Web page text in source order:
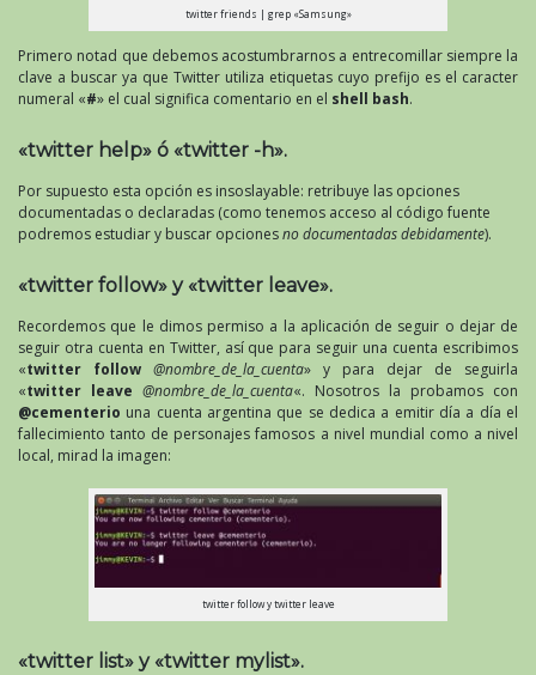
twitter friends | grep «Samsung»
Primero notad que debemos acostumbrarnos a entrecomillar siempre la
clave a buscar ya que Twitter utiliza etiquetas cuyo prefijo es el caracter
numeral «#» el cual significa comentario en el shell bash.
«twitter help» ó «twitter -h».
Por supuesto esta opción es insoslayable: retribuye las opciones
documentadas o declaradas (como tenemos acceso al código fuente
podremos estudiar y buscar opcionesno documentadas debidamente).
«twitter follow» y «twitter leave».
Recordemos que le dimos permiso a la aplicación de seguir o dejar de
seguir otra cuenta en Twitter, así que para seguir una cuenta escribimos
«twitter follow @nombre_de_la_cuenta» y para dejar de seguirla
«twitter leave @nombre_de_la_cuenta«. Nosotros la probamos con
@cementerio una cuenta argentina que se dedica a emitir día a día el
fallecimiento tanto de personajes famosos a nivel mundial como a nivel
local, mirad la imagen:
twitter follow y twitter leave
«twitter list» y «twitter mylist».